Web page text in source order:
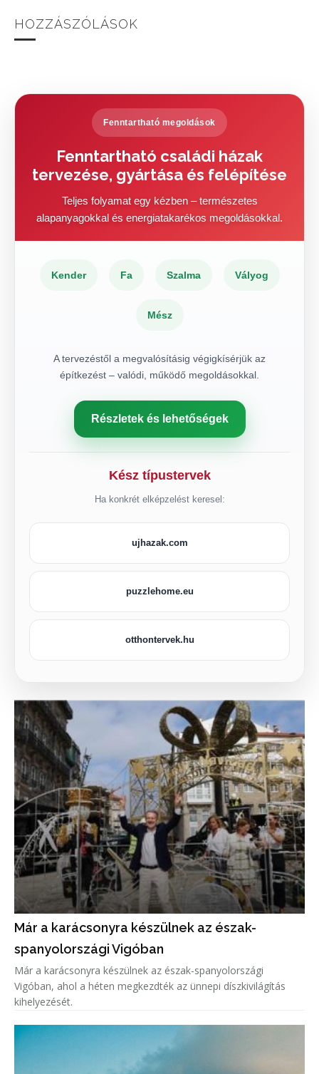
HOZZÁSZÓLÁSOK
Fenntartható megoldások
Fenntartható családi házak
tervezése, gyártása és felépítése
Teljes folyamat egy kézben – természetes
alapanyagokkal és energiatakarékos megoldásokkal.
Kender Fa Szalma Vályog
Mész
A tervezéstől a megvalósításig végigkísérjük az
építkezést – valódi, működő megoldásokkal.
Részletek és lehetőségek
Kész típustervek
Ha konkrét elképzelést keresel:
ujhazak.com
puzzlehome.eu
otthontervek.hu
Már a karácsonyra készülnek az észak-
spanyolországi Vigóban
Már a karácsonyra készülnek az észak-spanyolországi
Vigóban, ahol a héten megkezdték az ünnepi díszkivilágítás
kihelyezését.